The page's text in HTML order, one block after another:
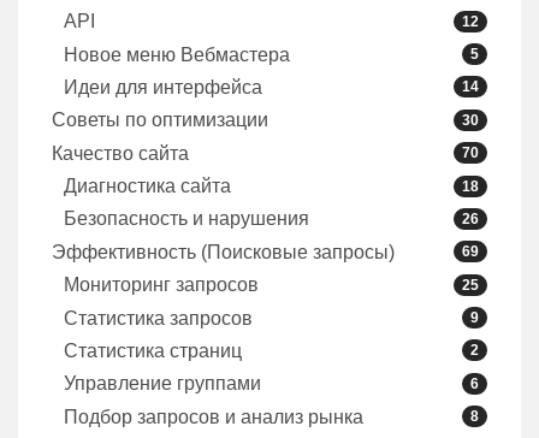
API 12
Новое меню Вебмастера 5
Идеи для интерфейса 14
Советы по оптимизации 30
Качество сайта 70
Диагностика сайта 18
Безопасность и нарушения 26
Эффективность (Поисковые запросы) 69
Мониторинг запросов 25
Статистика запросов 9
Статистика страниц 2
Управление группами 6
Подбор запросов и анализ рынка 8